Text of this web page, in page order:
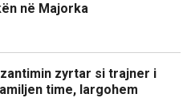
në Majorka
zyrtar si trajner i
time, largohem